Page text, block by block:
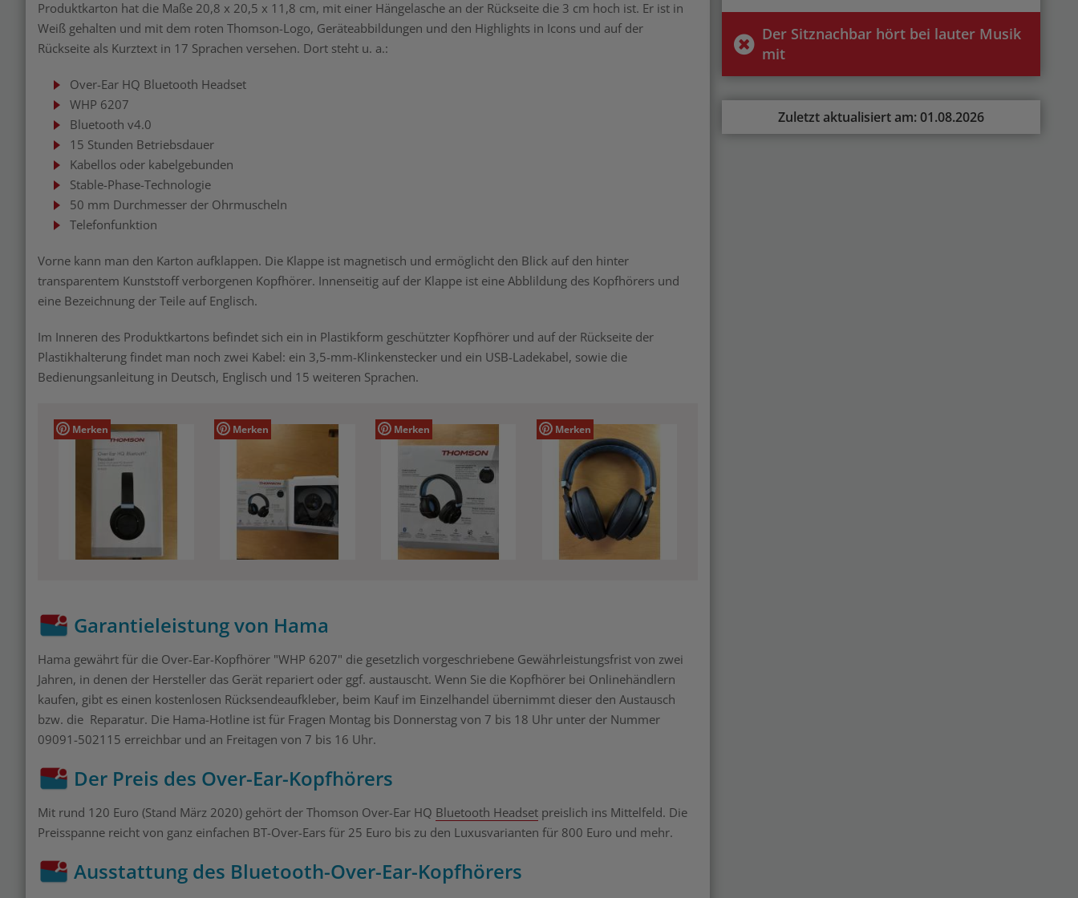
Produktkarton hat die Maße 20,8 x 20,5 x 11,8 cm, mit einer Hängelasche an der Rückseite die 3 cm hoch ist. Er ist in
Weiß gehalten und mit dem roten Thomson-Logo, Geräteabbildungen und den Highlights in Icons und auf der
Rückseite als Kurztext in 17 Sprachen versehen. Dort steht u. a.:
Over-Ear HQ Bluetooth Headset
WHP 6207
Bluetooth v4.0
15 Stunden Betriebsdauer
Kabellos oder kabelgebunden
Stable-Phase-Technologie
50 mm Durchmesser der Ohrmuscheln
Telefonfunktion
Vorne kann man den Karton aufklappen. Die Klappe ist magnetisch und ermöglicht den Blick auf den hinter
transparentem Kunststoff verborgenen Kopfhörer. Innenseitig auf der Klappe ist eine Abblildung des Kopfhörers und
eine Bezeichnung der Teile auf Englisch.
Im Inneren des Produktkartons befindet sich ein in Plastikform geschützter Kopfhörer und auf der Rückseite der
Plastikhalterung findet man noch zwei Kabel: ein 3,5-mm-Klinkenstecker und ein USB-Ladekabel, sowie die
Bedienungsanleitung in Deutsch, Englisch und 15 weiteren Sprachen.
Merken Merken Merken Merken
Garantieleistung von Hama
Hama gewährt für die Over-Ear-Kopfhörer "WHP 6207" die gesetzlich vorgeschriebene Gewährleistungsfrist von zwei
Jahren, in denen der Hersteller das Gerät repariert oder ggf. austauscht. Wenn Sie die Kopfhörer bei Onlinehändlern
kaufen, gibt es einen kostenlosen Rücksendeaufkleber, beim Kauf im Einzelhandel übernimmt dieser den Austausch
bzw. die Reparatur. Die Hama-Hotline ist für Fragen Montag bis Donnerstag von 7 bis 18 Uhr unter der Nummer
09091-502115 erreichbar und an Freitagen von 7 bis 16 Uhr.
Der Preis des Over-Ear-Kopfhörers
Mit rund 120 Euro (Stand März 2020) gehört der Thomson Over-Ear HQ Bluetooth Headset preislich ins Mittelfeld. Die
Preisspanne reicht von ganz einfachen BT-Over-Ears für 25 Euro bis zu den Luxusvarianten für 800 Euro und mehr.
Ausstattung des Bluetooth-Over-Ear-Kopfhörers
Der Sitznachbar hört bei lauter Musik
mit
Zuletzt aktualisiert am: 01.08.2026